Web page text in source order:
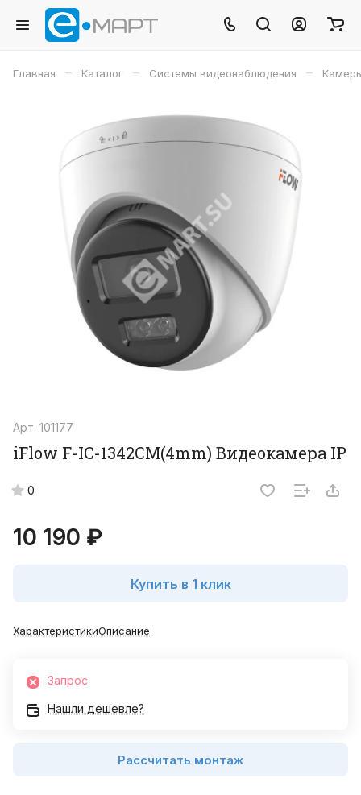
Главная – Каталог – Системы видеонаблюдения –
Арт. 101177
iFlow F-IC-1342CM(4mm) Видеокамера IP
0
10 190 ₽
Купить в 1 клик
ХарактеристикиОписание
Запрос
Нашли дешевле?
Рассчитать монтаж